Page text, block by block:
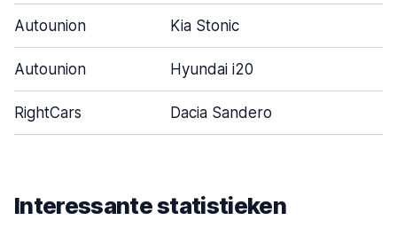
Autounion Kia Stonic
Autounion Hyundai i20
RightCars Dacia Sandero
Interessante statistieken